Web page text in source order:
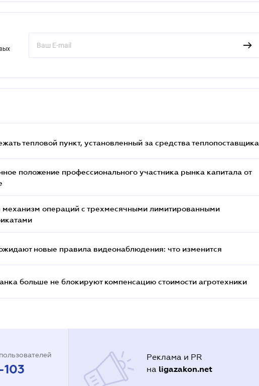
тепловой пункт, установленный за средства теплопоставщика
положение профессионального участника рынка капитала от
механизм операций с трехмесячными лимитированными
новые правила видеонаблюдения: что изменится
больше не блокируют компенсацию стоимости агротехники
Реклама и PR
на ligazakon.net